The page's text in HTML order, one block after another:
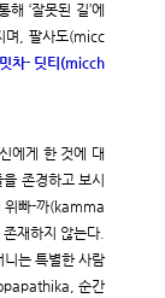
‘잘못된 길’에
며, 팔사도(micc
차- 딧티(micch
에게 한 것에 대
존경하고 보시
위빠-까(kamma
재하지 않는다.
는 특별한 사람
순간